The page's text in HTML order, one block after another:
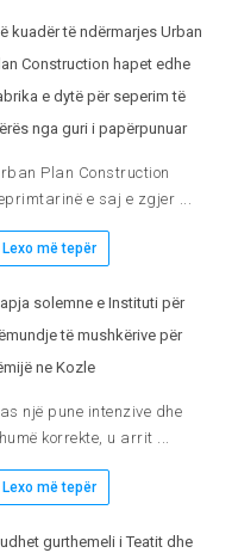
kuadër të ndërmarjes Urban
Construction hapet edhe
e dytë për seperim të
nga guri i papërpunuar
Plan Construction
e saj e zgjer ...
Lexo më tepër
solemne e Instituti për
të mushkërive për
ne Kozle
një pune intenzive dhe
korrekte, u arrit ...
Lexo më tepër
gurthemeli i Teatit dhe